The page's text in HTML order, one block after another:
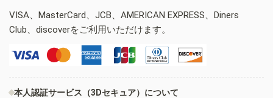
VISA、MasterCard、JCB、AMERICAN EXPRESS、Diners
Club、discoverをご利用いただけます。
本人認証サービス（3Dセキュア）について